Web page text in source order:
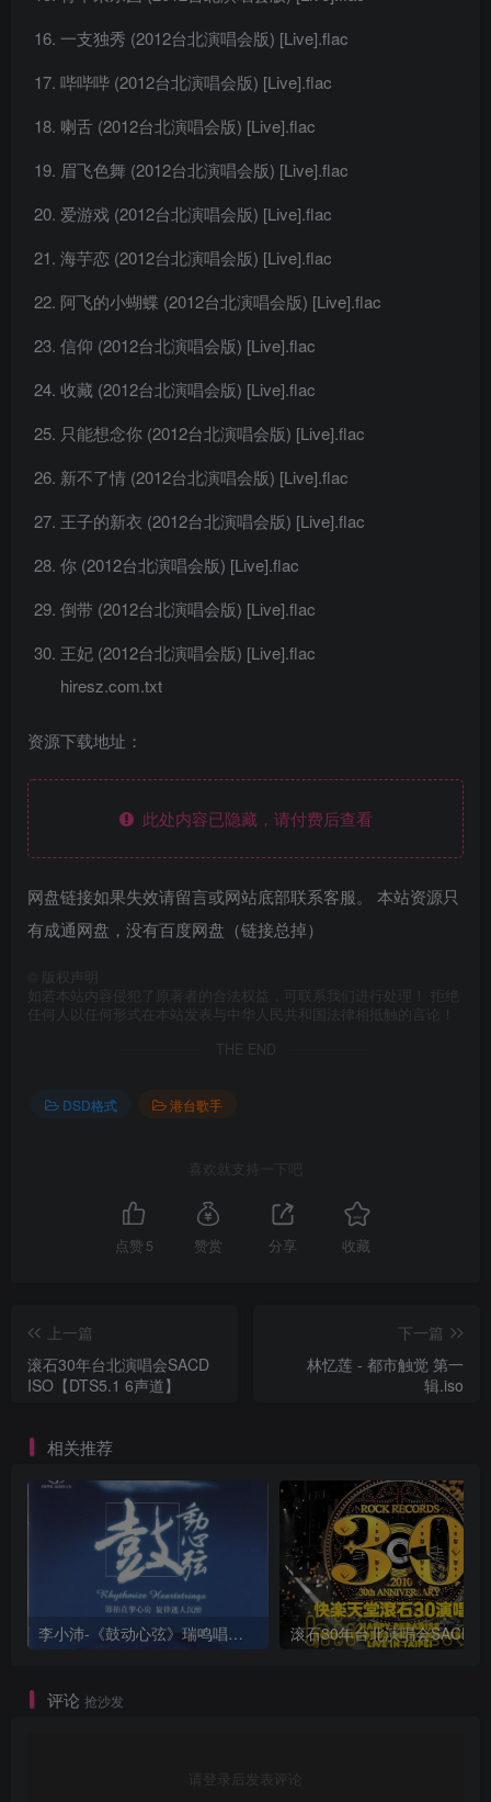
一支独秀 (2012台北演唱会版) [Live].flac
哔哔哔 (2012台北演唱会版) [Live].flac
喇舌 (2012台北演唱会版) [Live].flac
眉飞色舞 (2012台北演唱会版) [Live].flac
爱游戏 (2012台北演唱会版) [Live].flac
海芋恋 (2012台北演唱会版) [Live].flac
阿飞的小蝴蝶 (2012台北演唱会版) [Live].flac
信仰 (2012台北演唱会版) [Live].flac
收藏 (2012台北演唱会版) [Live].flac
只能想念你 (2012台北演唱会版) [Live].flac
新不了情 (2012台北演唱会版) [Live].flac
王子的新衣 (2012台北演唱会版) [Live].flac
你 (2012台北演唱会版) [Live].flac
倒带 (2012台北演唱会版) [Live].flac
王妃 (2012台北演唱会版) [Live].flac
hiresz.com.txt
资源下载地址：
此处内容已隐藏，请付费后查看
网盘链接如果失效请留言或网站底部联系客服。 本站资源只
有成通网盘，没有百度网盘（链接总掉）
版权声明
如若本站内容侵犯了原著者的合法权益，可联系我们进行处理！ 拒绝
任何人以任何形式在本站发表与中华人民共和国法律相抵触的言论！
THE END
DSD格式 港台歌手
喜欢就支持一下吧
点赞 5 赞赏 分享 收藏
上一篇
滚石30年台北演唱会SACD
ISO【DTS5.1 6声道】
下一篇
林忆莲 - 都市触觉 第一
辑.iso
相关推荐
李小沛-《鼓动心弦》瑞鸣唱片 DSD DFF
评论 抢沙发
请登录后发表评论